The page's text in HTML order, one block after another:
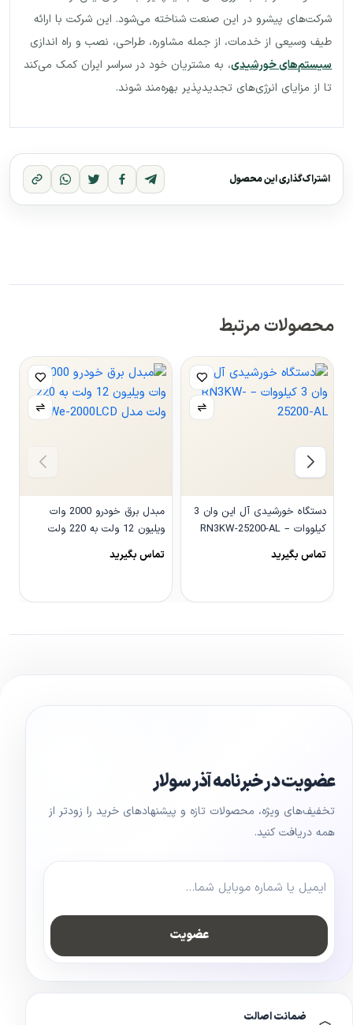
شرکت‌های پیشرو در این صنعت شناخته می‌شود. این شرکت با ارائه
طیف وسیعی از خدمات، از جمله مشاوره، طراحی، نصب و راه اندازی
سیستم‌های خورشیدی، به مشتریان خود در سراسر ایران کمک می‌کند
تا از مزایای انرژی‌های تجدیدپذیر بهره‌مند شوند.
اشتراک‌گذاری این محصول
محصولات مرتبط
دستگاه خورشیدی آل این وان 3
کیلووات – RN3KW-25200-AL
تماس بگیرید
مبدل برق خودرو 2000 وات
ویلیون 12 ولت به 220 ولت
مدل We-2000LCD
تماس بگیرید
عضویت در خبرنامه آذر سولار
تخفیف‌های ویژه، محصولات تازه و پیشنهادهای خرید را زودتر از
همه دریافت کنید.
عضویت
ضمانت اصالت